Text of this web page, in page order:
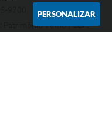
PERSONALIZAR
9700
Patrimônio Velho | CEP: